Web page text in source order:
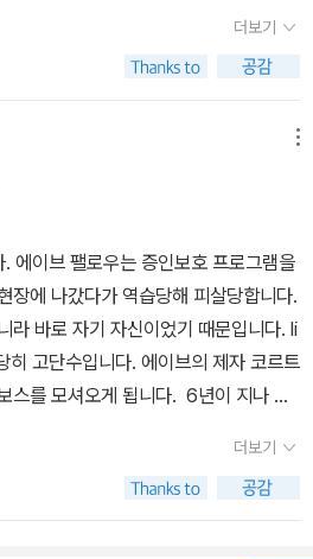
알고 싶다.지금껏 디버는 범인과의 대
공과 범인의 교차 시점으로 미친 속
션을 잔뜩 보여주던 기존작들과 다르
시점에 가까웠다. 카메라 열 대로 촬영
어버리면 당연히 퀄리티가 떨어지게
방송에 가깝던 디버의 스타일은 유튜브
다. 비제이들은 혼자 방송을 책임져야
처럼 이 책의 주인공도 혼자 이끌어가
보니 스토리는 점점 입체감이 떨어지
한 묘사들은 투머치가 돼버렸다. 그 굉
일부만 보여주었고, 흐름을 비틀기 위
용들도 흐지부지한 마무리로 끝나곤
신에 주인공의 캐릭터 설정만큼은 작
팀의 지휘를 담당하는 그의 역할은 캘
소로 대피시키는 것이다. 그러나 캘꾼
정보를 얻은 것이다. 코르트는 이제
호와 함께 복수의 기회를 얻게 된 셈.
경찰관 케슬러와 그의 가족들은 계속되
…. 역시나 무지한 난 제프리 디버란 작
시리즈》로 만나보질 못했다. 그가 존
007시리즈를 기려 집필한 《카르트 블
니 말이다. 하지만 《엣지》만으로도 왜
작품에 열광하는지 이유를 알 것 같
코넬리와 더불어 돈 안 아까운 작가라
의 대표작인 《링컨 라임 시리즈》를
껏 읽었던(그리 많이 읽은 것도 아니지
빠른 스피드 전개를 자랑한다. 게다
과 상대의 허를 찌르는 공격은 아주~!
품)으로 나누어지는데, 그의 경우는 전
떨어지는 편이다. 시리즈물을 별로
향과는 별개로, 아무래도 그는 시리즈
것으로 보인다.본작 '엣지'는 스탠드얼
감으로 집어든 책이다. 결론부터 말하
믿기 힘들 정도의 졸작 수준이다. 유명
이야 흔한 일이지만, 이 책의 경우는
정도로 내용이 빈약하다. 주인공을 비
이며, 대사 또한 사설이 많고 별다른 위
이후에는 솔직히 너무 지루해서 속독으
밖에 없었다. 바로 전에 읽었던 '요 네
분량에도 불구하고 문장 하나하나에
면, 막말로 초보작가 수준으로 느껴질
적으로 지적해온 식상한 페이크씬 역
더보기
이브 팰로우는 증인보호 프로그램을
장에 나갔다가 역습당해 피살당합니다.
라 바로 자기 자신이었기 때문입니다. li
고단수입니다. 에이브의 제자 코르트
스를 모셔오게 됩니다. 6년이 지나 코
리가 포함됩니다. 조앤의 요청으로 어맨
직 경관이 맡게 됩니다. 피보호자와 이
때 러빙의 공격이 있습니다. 철저하게
더보기